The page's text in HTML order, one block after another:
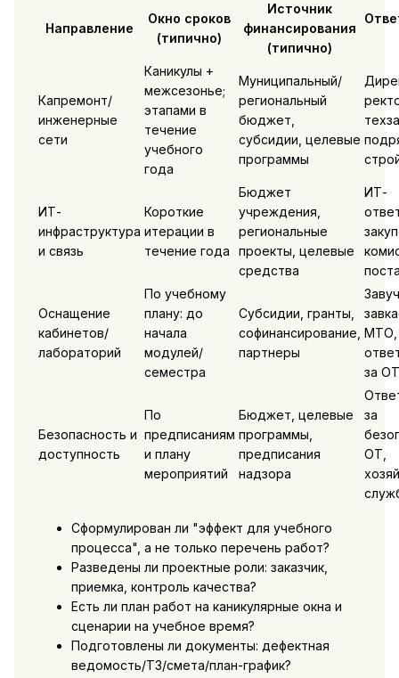
Направление
Окно сроков
(типично)
Источник
финансирования
(типично)
Капремонт/
инженерные
сети
Каникулы +
межсезонье;
этапами в
течение
учебного
года
Муниципальный/
региональный
бюджет,
субсидии, целевые
программы
ИТ-
инфраструктура
и связь
Короткие
итерации в
течение года
Бюджет
учреждения,
региональные
проекты, целевые
средства
ИТ-
Оснащение
кабинетов/
лабораторий
По учебному
плану: до
начала
модулей/
семестра
Субсидии, гранты,
софинансирование,
партнеры
МТО,
за ОТ
Безопасность и
доступность
По
предписаниям
и плану
мероприятий
Бюджет, целевые
программы,
предписания
надзора
за
ОТ,
Сформулирован ли "эффект для учебного
процесса", а не только перечень работ?
Разведены ли проектные роли: заказчик,
приемка, контроль качества?
Есть ли план работ на каникулярные окна и
сценарии на учебное время?
Подготовлены ли документы: дефектная
ведомость/ТЗ/смета/план-график?